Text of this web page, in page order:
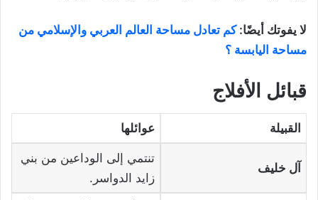
لا يفوتك أيضًا:كم تعادل مساحة العالم العربي والإسلامي من
مساحة اليابسة ؟
قبائل الأفلاج
القبيلة عوائلها
آل خليف
تنتمي إلى الوداعين من بني
زايد الدواسر.